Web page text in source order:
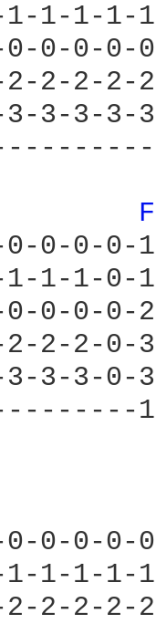
1-1-1-
0-0-0-
2-2-2-
3-3-3-
0-0-0-
1-1-1-
0-0-0-
2-2-2-
3-3-3-
0-0-0-
1-1-
2-2-